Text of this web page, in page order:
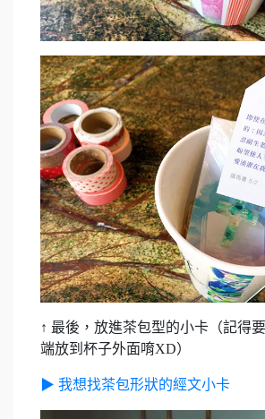
↑ 最後，放進茶包型的小卡（記得
端放到杯子外面唷XD）
▶ 我想找茶包形狀的經文小卡